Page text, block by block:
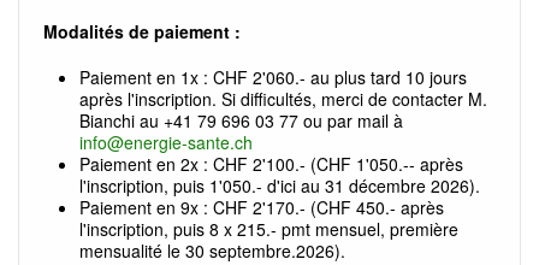
Modalités de paiement :
Paiement en 1x : CHF 2'060.- au plus tard 10 jours
après l'inscription. Si difficultés, merci de contacter M.
Bianchi au +41 79 696 03 77 ou par mail à
info@energie-sante.ch
Paiement en 2x : CHF 2'100.- (CHF 1'050.-- ​après
l'inscription, puis 1'050.- d'ici au 31 décembre 2026).
Paiement en 9x : CHF 2'170.- (CHF 450.- ​après
l'inscription, puis 8 x 215.- pmt mensuel, première
mensualité le 30 septembre.2026).